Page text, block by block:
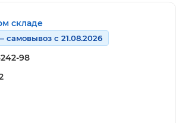
складе
самовывоз с 21.08.2026
98